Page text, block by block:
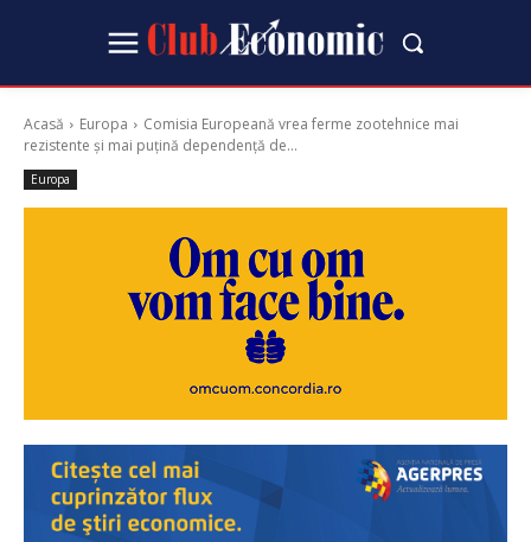
Acasă Europa
Comisia Europeană vrea ferme zootehnice mai
rezistente și mai puțină dependență de...
Europa